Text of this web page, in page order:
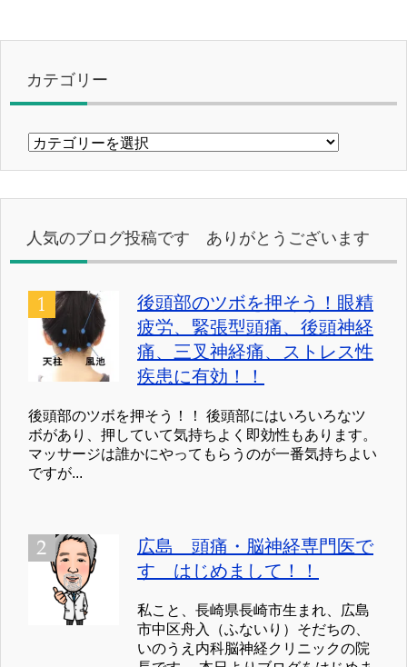
カテゴリー
カ
リ
人気のブログ投稿です ありがとうございます
後頭部のツボを押そう！眼精
疲労、緊張型頭痛、後頭神経
痛、三叉神経痛、ストレス性
疾患に有効！！
後頭部のツボを押そう！！ 後頭部にはいろいろなツ
ボがあり、押していて気持ちよく即効性もあります。
マッサージは誰かにやってもらうのが一番気持ちよい
ですが...
広島 頭痛・脳神経専門医で
す はじめまして！！
私こと、長崎県長崎市生まれ、広島
市中区舟入（ふないり）そだちの、
いのうえ内科脳神経クリニックの院